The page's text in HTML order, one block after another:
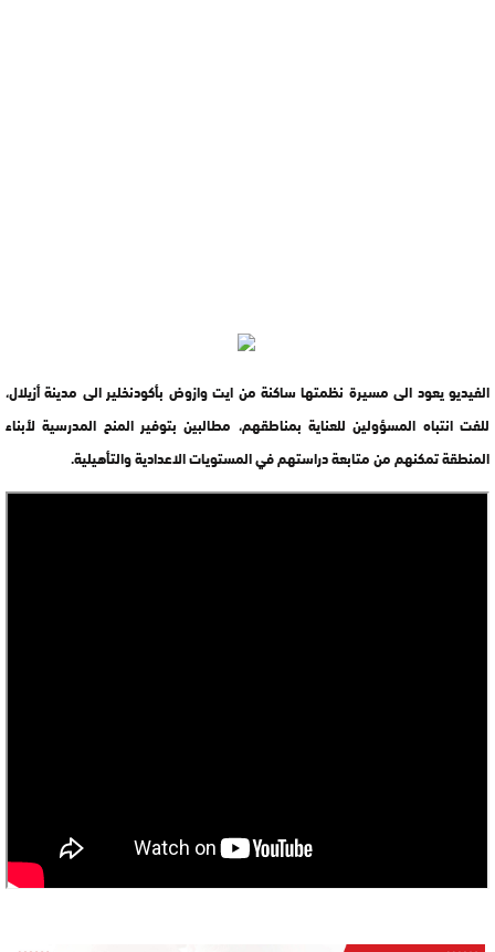
الفيديو يعود الى مسيرة نظمتها ساكنة من ايت وازوض بأكودنخلير الى مدينة أزيلال،
للفت انتباه المسؤولين للعناية بمناطقهم، مطالبين بتوفير المنح المدرسية لأبناء
المنطقة تمكنهم من متابعة دراستهم في المستويات الاعدادية والتأهيلية.